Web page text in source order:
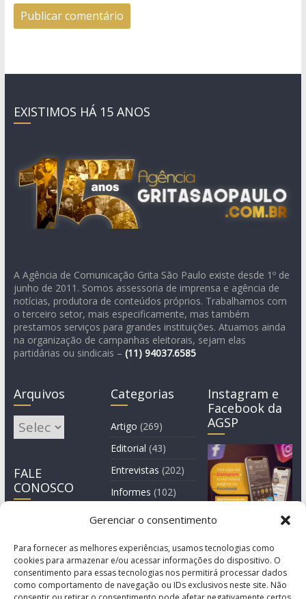
Gerenciar o consentimento
Para fornecer as melhores experiências, usamos tecnologias como
cookies para armazenar e/ou acessar informações do dispositivo. O
consentimento para essas tecnologias nos permitirá processar dados
como comportamento de navegação ou IDs exclusivos neste site. Não
EXISTIMOS HÁ 15 ANOS
A Agência de Comunicação Grita São Paulo existe desde 1º de
junho de 2011. Somos assessoria de imprensa e agência de
notícias, produtora de conteúdos próprios. Trabalhamos com
o terceiro setor, mais especificamente, mas também
prestamos serviços para grandes instituições. Atuamos ainda
na organização de campanhas eleitorais, sejam elas
partidárias ou sindicais – (11) 94037.6585
Arquivos
Arquivos
FALE
CONOSCO
Categorias
Artigo (269)
Editorial (43)
Entrevistas (202)
Informes (102)
Manchete
Instagram e
Facebook da
AGSP